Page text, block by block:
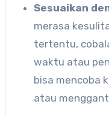
Sesuaikan
merasa
tertentu,
waktu atau
bisa mencoba
atau